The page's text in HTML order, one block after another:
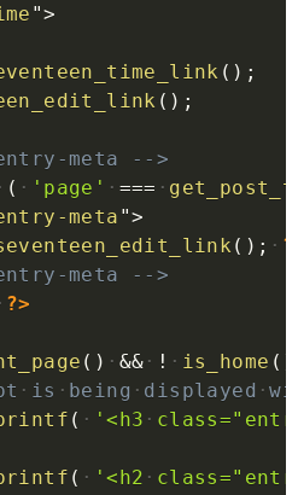
">
( ) ;
( ) ;
meta -->
( 'page' ===
meta ">
( ) ;
meta -->
?>
( ) && ! is_home (
is being displayed
( '<h3
( '<h2